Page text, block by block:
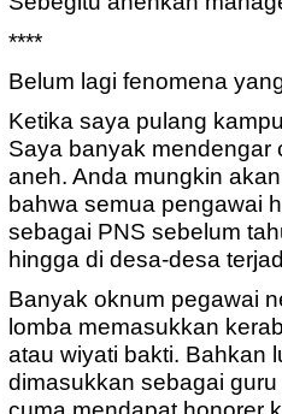
****
Belum lagi fenomena
Ketika saya pulang
Saya banyak mendengar
aneh. Anda mungkin
bahwa semua pengawai
sebagai PNS sebelum
hingga di desa-desa
Banyak oknum pegawai
lomba memasukkan
atau wiyati bakti. Bahkan
dimasukkan sebagai